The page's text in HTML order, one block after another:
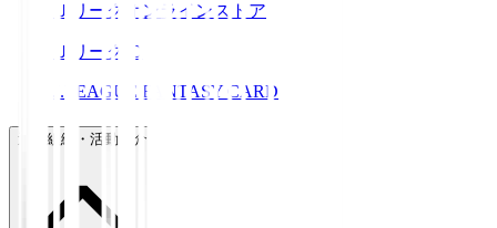
Ｊリーグオンラインストア
ＪリーグID
J.LEAGUE FANTASY CARD
運営組織・活動紹介